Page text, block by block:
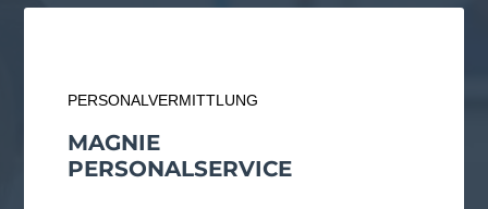
PERSONALVERMITTLUNG
MAGNIE
PERSONAL­SERVICE